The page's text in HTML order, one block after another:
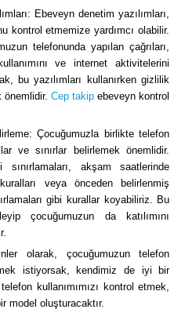
Ebeveyn denetim yazılımları,
kontrol etmemize yardımcı olabilir.
telefonunda yapılan çağrıları,
ve internet aktivitelerini
bu yazılımları kullanırken gizlilik
önemlidir.Cep takip ebeveyn kontrol
Çocuğumuzla birlikte telefon
ve sınırlar belirlemek önemlidir.
akşam saatlerinde
veya önceden belirlenmiş
gibi kurallar koyabiliriz. Bu
çocuğumuzun da katılımını
olarak, çocuğumuzun telefon
istiyorsak, kendimiz de iyi bir
kullanımımızı kontrol etmek,
model oluşturacaktır.